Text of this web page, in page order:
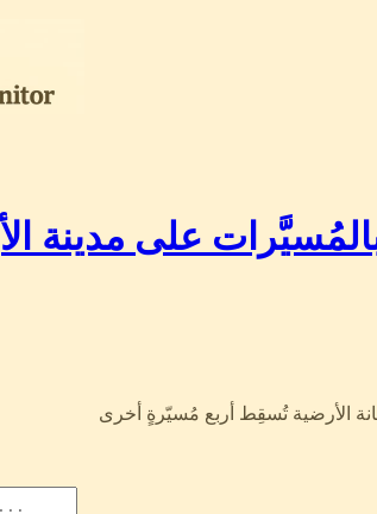
على مدينة
الأرضية تُسقِط أربع مُسيّرةٍ أخرى